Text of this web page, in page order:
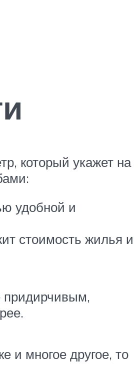
который укажет на
удобной и
стоимость жилья и
придирчивым,
и многое другое, то